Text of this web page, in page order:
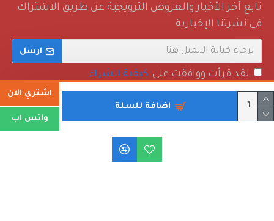
اضافة للسلة
اشتري الان
واتس اب
تابع آخر الأخبار والعروض الترويجية عن طريق الاشتراك
في نشرتنا الإخبارية
ارسل
لقد قرأت ووافقت على كيفية الشراء